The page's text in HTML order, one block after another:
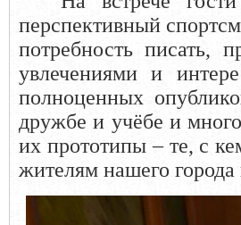
перспективный
потребность писать,
увлечениями и
полноценных
дружбе и учёбе и
их прототипы – те, с
жителям нашего города